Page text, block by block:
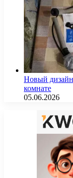
Новый
комнате
05.06.2026